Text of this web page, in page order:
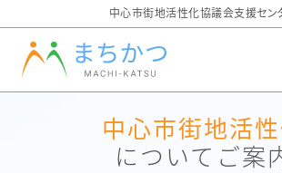
中心市街地活性化協議会支援セン
中心市街地活
についてご案